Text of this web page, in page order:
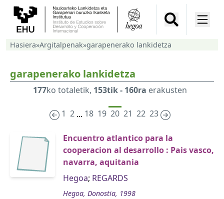
Hasiera»Argitalpenak»garapenerako lankidetza
garapenerako lankidetza
177ko totaletik, 153tik - 160ra erakusten
1 2 ... 18 19 20 21 22 23
Encuentro atlantico para la
cooperacion al desarrollo : Pais vasco,
navarra, aquitania
Hegoa; REGARDS
Hegoa, Donostia, 1998